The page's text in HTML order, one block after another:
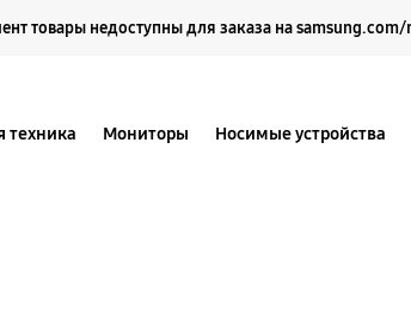
товары недоступны для заказа на samsung.com/
техника Мониторы Носимые устройства